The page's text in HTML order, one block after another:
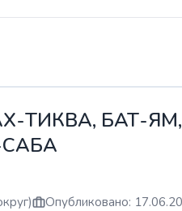
ТИКВА, БАТ-
Опубликовано: